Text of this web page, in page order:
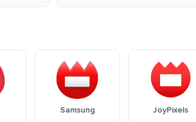
Samsung JoyPixels